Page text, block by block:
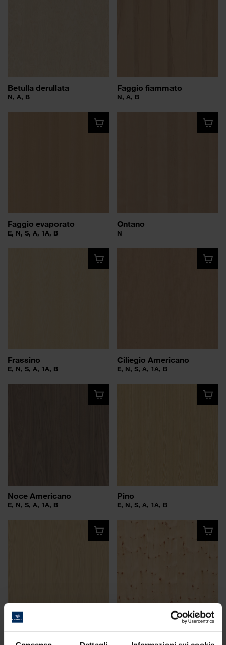
Betulla derullata
N, A, B
Faggio fiammato
N, A, B
Faggio evaporato
E, N, S, A, 1A, B
Ontano
N
Frassino
E, N, S, A, 1A, B
Ciliegio Americano
E, N, S, A, 1A, B
Noce Americano
E, N, S, A, 1A, B
Pino
E, N, S, A, 1A, B
Abete Bianco
E, N, S, A, 1A, B
Cembro